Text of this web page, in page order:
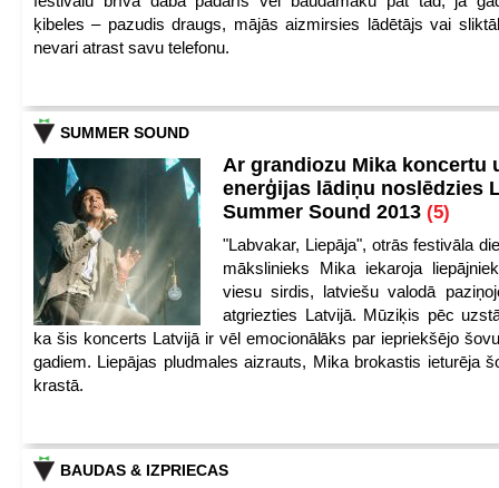
ķibeles – pazudis draugs, mājās aizmirsies lādētājs vai
nevari atrast savu telefonu.
SUMMER SOUND
Ar grandiozu Mika koncertu
enerģijas lādiņu noslēdzies
Summer Sound 2013 (5)
"Labvakar, Liepāja", otrās festivāla
mākslinieks Mika iekaroja
viesu sirdis, latviešu valodā
atgriezties Latvijā. Mūziķis pēc
ka šis koncerts Latvijā ir vēl emocionālāks par iepriekšējo
gadiem. Liepājas pludmales aizrauts, Mika brokastis ieturēja
krastā.
BAUDAS & IZPRIECAS